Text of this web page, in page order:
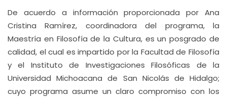
De acuerdo a información proporcionada por Ana
Cristina Ramírez, coordinadora del programa, la
Maestría en Filosofía de la Cultura, es un posgrado de
calidad, el cual es impartido por la Facultad de Filosofía
y el Instituto de Investigaciones Filosóficas de la
Universidad Michoacana de San Nicolás de Hidalgo;
cuyo programa asume un claro compromiso con los